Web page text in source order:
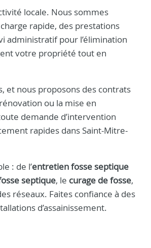
locale. Nous sommes
rapide, des prestations
administratif pour l’élimination
votre propriété tout en
et nous proposons des contrats
ou la mise en
demande d’intervention
rapides dans Saint-Mitre-
: de l’entretien fosse septique
septique, le curage de fosse,
réseaux. Faites confiance à des
d’assainissement.